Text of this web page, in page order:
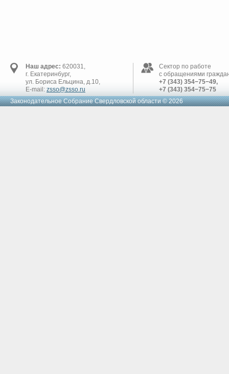
Наш адрес: 620031,
г. Екатеринбург,
ул. Бориса Ельцина, д.10,
E-mail: zsso@zsso.ru
Сектор по работе
с обращениями
+7 (343) 354−75−49,
+7 (343) 354−75−75
Законодательное Cобрание Свердловской области © 2026